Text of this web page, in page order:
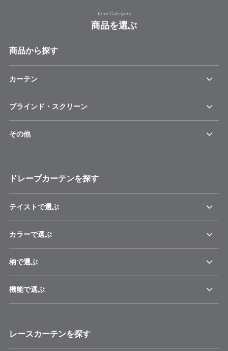
Item Category
商品を選ぶ
商品から探す
カーテン
ブラインド・スクリーン
その他
ドレープカーテンを探す
テイストで選ぶ
カラーで選ぶ
柄で選ぶ
機能で選ぶ
レースカーテンを探す